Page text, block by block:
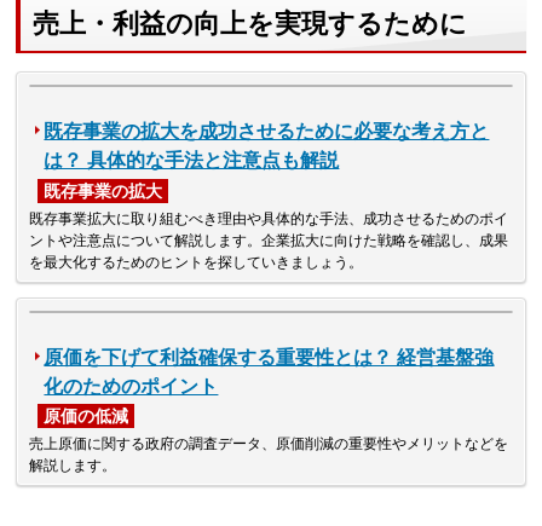
売上・利益の向上を実現するために
既存事業の拡大を成功させるために必要な考え方と
は？ 具体的な手法と注意点も解説
既存事業の拡大
既存事業拡大に取り組むべき理由や具体的な手法、成功させるためのポイ
ントや注意点について解説します。企業拡大に向けた戦略を確認し、成果
を最大化するためのヒントを探していきましょう。
原価を下げて利益確保する重要性とは？ 経営基盤強
化のためのポイント
原価の低減
売上原価に関する政府の調査データ、原価削減の重要性やメリットなどを
解説します。